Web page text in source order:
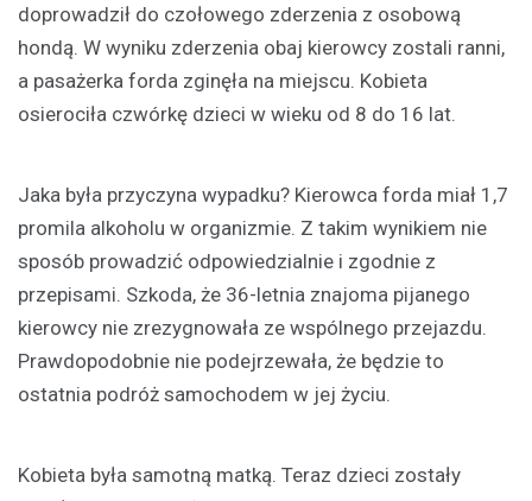
doprowadził do czołowego zderzenia z osobową
hondą. W wyniku zderzenia obaj kierowcy zostali ranni,
a pasażerka forda zginęła na miejscu. Kobieta
osierociła czwórkę dzieci w wieku od 8 do 16 lat.
Jaka była przyczyna wypadku? Kierowca forda miał 1,7
promila alkoholu w organizmie. Z takim wynikiem nie
sposób prowadzić odpowiedzialnie i zgodnie z
przepisami. Szkoda, że 36-letnia znajoma pijanego
kierowcy nie zrezygnowała ze wspólnego przejazdu.
Prawdopodobnie nie podejrzewała, że będzie to
ostatnia podróż samochodem w jej życiu.
Kobieta była samotną matką. Teraz dzieci zostały